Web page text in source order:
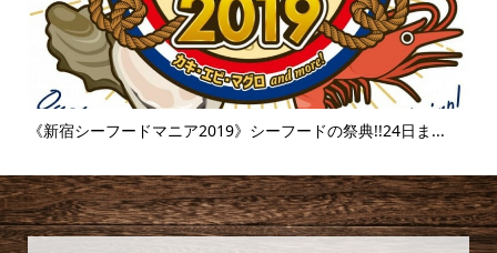
《新宿シーフードマニア2019》シーフードの祭典!!24日ま...